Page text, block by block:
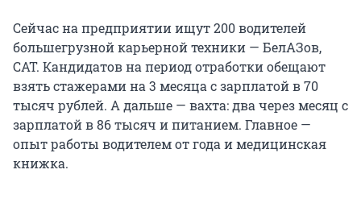
Сейчас на предприятии ищут 200 водителей
большегрузной карьерной техники — БелАЗов,
CAT. Кандидатов на период отработки обещают
взять стажерами на 3 месяца с зарплатой в 70
тысяч рублей. А дальше — вахта: два через месяц с
зарплатой в 86 тысяч и питанием. Главное —
опыт работы водителем от года и медицинская
книжка.